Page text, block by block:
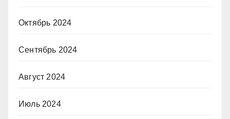
Октябрь 2024
Сентябрь 2024
Август 2024
Июль 2024